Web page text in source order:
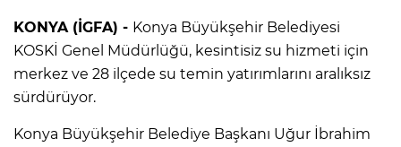
KONYA (İGFA) - Konya Büyükşehir Belediyesi
KOSKİ Genel Müdürlüğü, kesintisiz su hizmeti için
merkez ve 28 ilçede su temin yatırımlarını aralıksız
sürdürüyor.
Konya Büyükşehir Belediye Başkanı Uğur İbrahim